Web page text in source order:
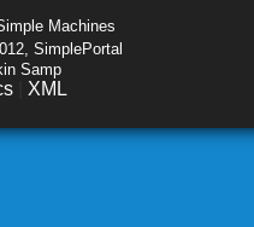
Machines
SimplePortal
Samp
XML